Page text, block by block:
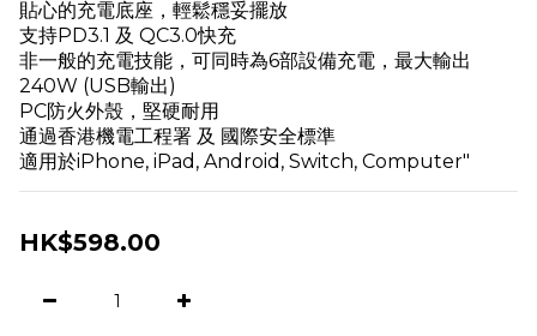
貼心的充電底座，輕鬆穩妥擺放
支持PD3.1 及 QC3.0快充
非一般的充電技能，可同時為6部設備充電，最大輸出
240W (USB輸出)
PC防火外殼，堅硬耐用
通過香港機電工程署 及 國際安全標準
適用於iPhone, iPad, Android, Switch, Computer"
HK$598.00